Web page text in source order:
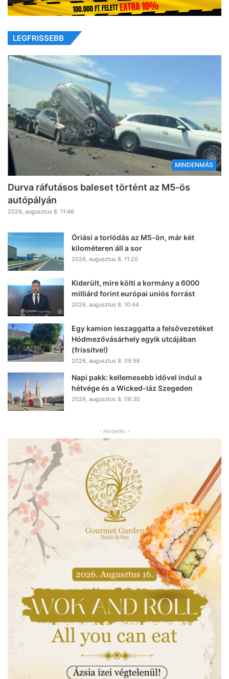
LEGFRISSEBB
MINDENMÁS
Durva ráfutásos baleset történt az M5-ös
autópályán
2026, augusztus 8. 11:46
Óriási a torlódás az M5-ön, már két
kilométeren áll a sor
2026, augusztus 8. 11:20
Kiderült, mire költi a kormány a 6000
milliárd forint európai uniós forrást
2026, augusztus 8. 10:44
Egy kamion leszaggatta a felsővezetéket
Hódmezővásárhely egyik utcájában
(frissítve!)
2026, augusztus 8. 09:56
Napi pakk: kellemesebb idővel indul a
hétvége és a Wicked-láz Szegeden
2026, augusztus 8. 06:30
- Hirdetés -